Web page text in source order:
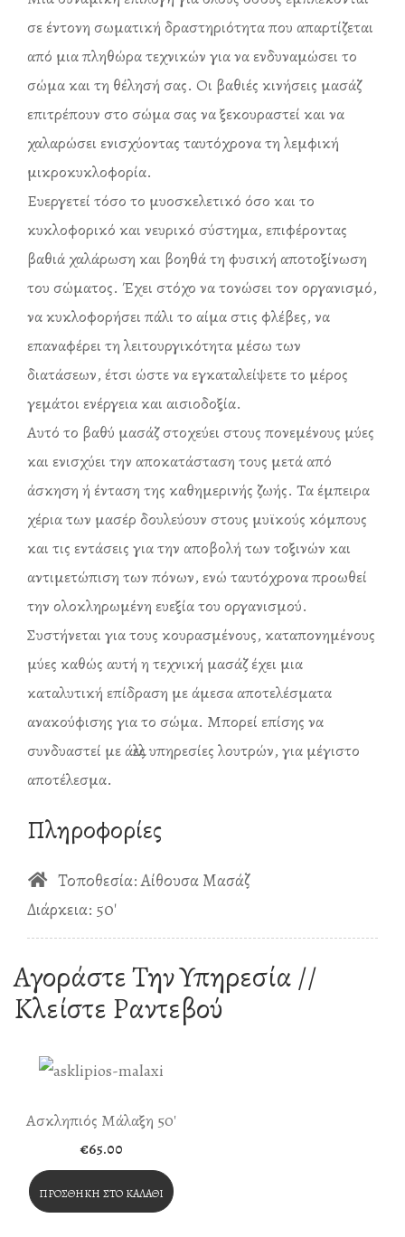
σε έντονη σωματική δραστηριότητα που απαρτίζεται
από μια πληθώρα τεχνικών για να ενδυναμώσει το
σώμα και τη θέλησή σας. Οι βαθιές κινήσεις μασάζ
επιτρέπουν στο σώμα σας να ξεκουραστεί και να
χαλαρώσει ενισχύοντας ταυτόχρονα τη λεμφική
μικροκυκλοφορία.
Ευεργετεί τόσο το μυοσκελετικό όσο και το
κυκλοφορικό και νευρικό σύστημα, επιφέροντας
βαθιά χαλάρωση και βοηθά τη φυσική αποτοξίνωση
του σώματος. Έχει στόχο να τονώσει τον οργανισμό,
να κυκλοφορήσει πάλι το αίμα στις φλέβες, να
επαναφέρει τη λειτουργικότητα μέσω των
διατάσεων, έτσι ώστε να εγκαταλείψετε το μέρος
γεμάτοι ενέργεια και αισιοδοξία.
Αυτό το βαθύ μασάζ στοχεύει στους πονεμένους μύες
και ενισχύει την αποκατάσταση τους μετά από
άσκηση ή ένταση της καθημερινής ζωής. Τα έμπειρα
χέρια των μασέρ δουλεύουν στους μυϊκούς κόμπους
και τις εντάσεις για την αποβολή των τοξινών και
αντιμετώπιση των πόνων, ενώ ταυτόχρονα προωθεί
την ολοκληρωμένη ευεξία του οργανισμού.
Συστήνεται για τους κουρασμένους, καταπονημένους
μύες καθώς αυτή η τεχνική μασάζ έχει μια
καταλυτική επίδραση με άμεσα αποτελέσματα
ανακούφισης για το σώμα. Μπορεί επίσης να
συνδυαστεί με άλλες υπηρεσίες λουτρών, για μέγιστο
αποτέλεσμα.
Πληροφορίες
Τοποθεσία: Αίθουσα Μασάζ
Διάρκεια: 50′
Αγοράστε Την Υπηρεσία //
Κλείστε Ραντεβού
Ασκληπιός Μάλαξη 50′
€65.00
ΠΡΟΣΘΉΚΗ ΣΤΟ ΚΑΛΆΘΙ